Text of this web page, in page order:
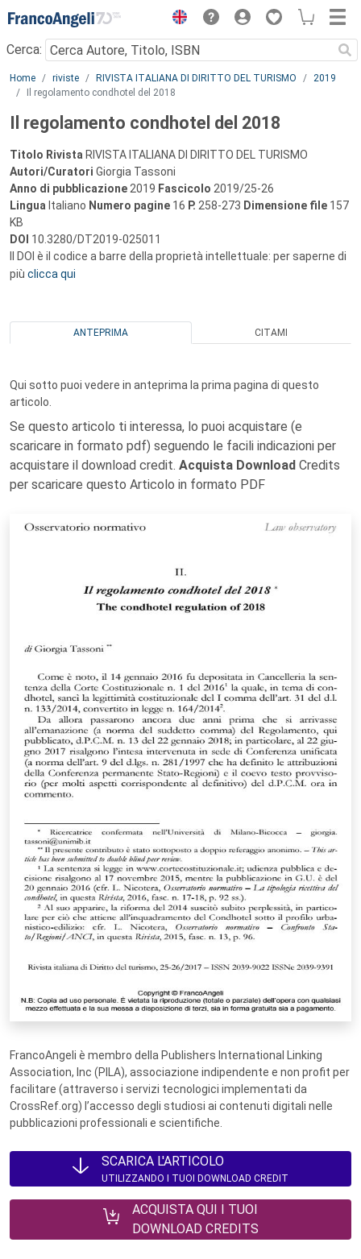
Menu
Cerca:
Main content
Home riviste RIVISTA ITALIANA DI DIRITTO DEL TURISMO
2019
Il regolamento condhotel del 2018
Il regolamento condhotel del 2018
Titolo Rivista RIVISTA ITALIANA DI DIRITTO DEL TURISMO
Autori/Curatori Giorgia Tassoni
Anno di pubblicazione 2019 Fascicolo 2019/25-26
Lingua Italiano Numero pagine 16 P. 258-273 Dimensione file 157
KB
DOI 10.3280/DT2019-025011
Il DOI è il codice a barre della proprietà intellettuale: per saperne di
più clicca qui
ANTEPRIMA CITAMI
Qui sotto puoi vedere in anteprima la prima pagina di questo
articolo.
Se questo articolo ti interessa, lo puoi acquistare (e
scaricare in formato pdf) seguendo le facili indicazioni per
acquistare il download credit. Acquista Download Credits
per scaricare questo Articolo in formato PDF
FrancoAngeli è membro della Publishers International Linking
Association, Inc (PILA), associazione indipendente e non profit per
facilitare (attraverso i servizi tecnologici implementati da
CrossRef.org) l’accesso degli studiosi ai contenuti digitali nelle
pubblicazioni professionali e scientifiche.
SCARICA L'ARTICOLO
UTILIZZANDO I TUOI DOWNLOAD CREDIT
ACQUISTA QUI I TUOI
DOWNLOAD CREDITS